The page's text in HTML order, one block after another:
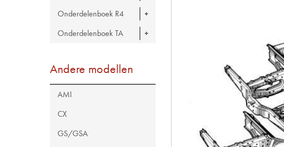
Onderdelenboek R4
Onderdelenboek TA
Andere modellen
AMI
CX
GS/GSA